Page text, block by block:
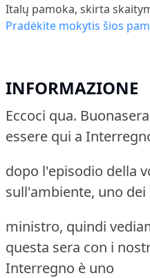
Italų pamoka, skirta
Pradėkite mokytis šios
INFORMAZIONE
Eccoci qua.
essere qui a
dopo l'episodio della
sull'ambiente, uno
ministro, quindi
questa sera con i
Interregno è uno